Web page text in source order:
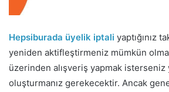
Hepsiburada üyelik iptali yaptığınız
yeniden aktifleştirmeniz mümkün
üzerinden alışveriş yapmak
oluşturmanız gerekecektir. Ancak